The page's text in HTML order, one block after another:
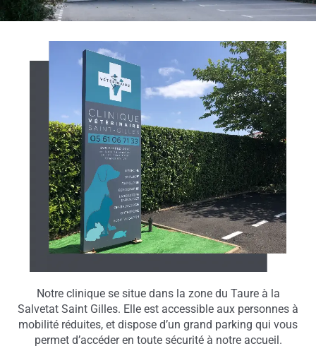
Notre clinique se situe dans la zone du Taure à la
Salvetat Saint Gilles. Elle est accessible aux personnes à
mobilité réduites, et dispose d’un grand parking qui vous
permet d’accéder en toute sécurité à notre accueil.